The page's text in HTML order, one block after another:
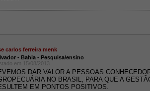
carlos ferreira menk
- Bahia - Pesquisa/ensino
em 15/08/2013
DAR VALOR A PESSOAS
NO BRASIL, PARA QUE A
EM PONTOS POSITIVOS.